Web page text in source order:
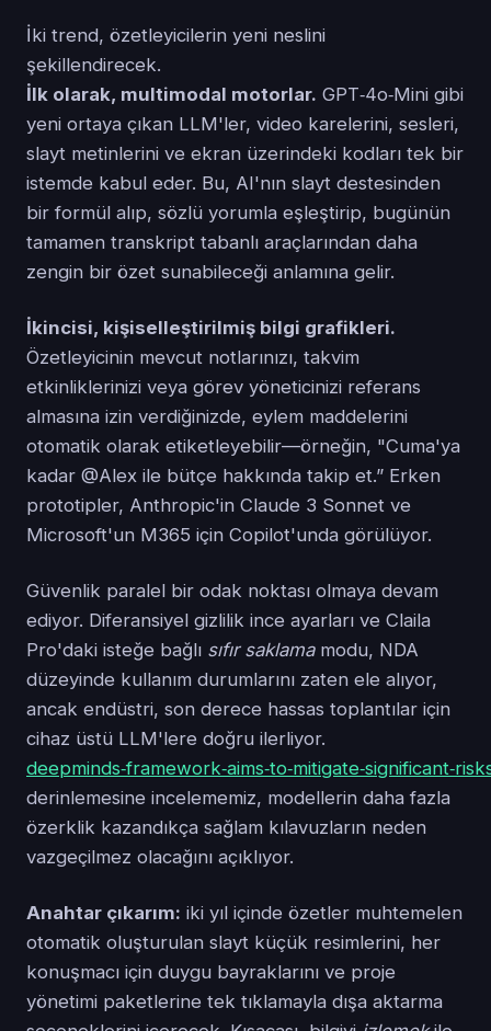
İki trend, özetleyicilerin yeni neslini
şekillendirecek.
İlk olarak, multimodal motorlar. GPT‑4o‑Mini gibi
yeni ortaya çıkan LLM'ler, video karelerini, sesleri,
slayt metinlerini ve ekran üzerindeki kodları tek bir
istemde kabul eder. Bu, AI'nın slayt destesinden
bir formül alıp, sözlü yorumla eşleştirip, bugünün
tamamen transkript tabanlı araçlarından daha
zengin bir özet sunabileceği anlamına gelir.
İkincisi, kişiselleştirilmiş bilgi grafikleri.
Özetleyicinin mevcut notlarınızı, takvim
etkinliklerinizi veya görev yöneticinizi referans
almasına izin verdiğinizde, eylem maddelerini
otomatik olarak etiketleyebilir—örneğin, "Cuma'ya
kadar @Alex ile bütçe hakkında takip et.” Erken
prototipler, Anthropic'in Claude 3 Sonnet ve
Microsoft'un M365 için Copilot'unda görülüyor.
Güvenlik paralel bir odak noktası olmaya devam
ediyor. Diferansiyel gizlilik ince ayarları ve Claila
Pro'daki isteğe bağlı sıfır saklamamodu, NDA
düzeyinde kullanım durumlarını zaten ele alıyor,
ancak endüstri, son derece hassas toplantılar için
cihaz üstü LLM'lere doğru ilerliyor.
derinlemesine incelememiz, modellerin daha fazla
özerklik kazandıkça sağlam kılavuzların neden
vazgeçilmez olacağını açıklıyor.
Anahtar çıkarım: iki yıl içinde özetler muhtemelen
otomatik oluşturulan slayt küçük resimlerini, her
konuşmacı için duygu bayraklarını ve proje
yönetimi paketlerine tek tıklamayla dışa aktarma